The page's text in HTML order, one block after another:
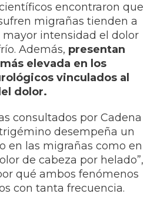
encontraron que
migrañas tienden a
intensidad el dolor
Además, presentan
elevada en los
vinculados al
dolor.
consultados por Cadena
desempeña un
en las migrañas como en
de cabeza por helado”,
qué ambos fenómenos
con tanta frecuencia.